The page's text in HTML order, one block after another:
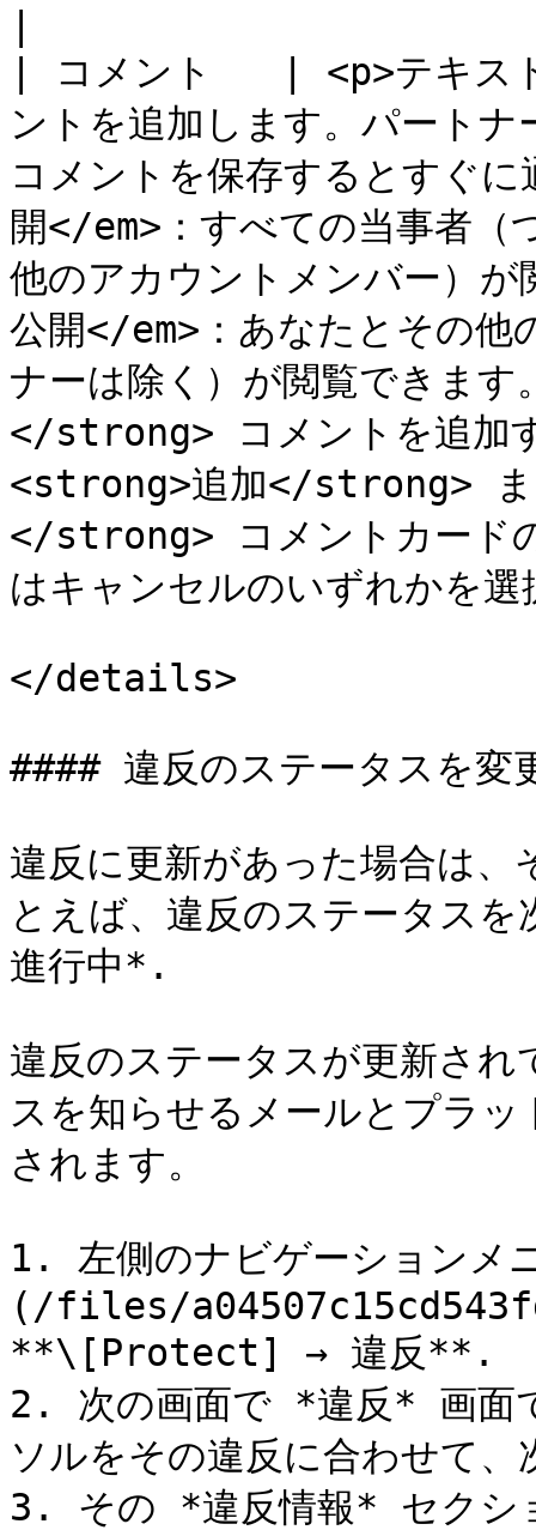
| コメント   | <p>テキスト
ントを追加します。パート
コメントを保存するとすぐ
開</em>：すべての当事者（
他のアカウントメンバー）
公開</em>：あなたとその他
ナーは除く）が閲覧できま
</strong> コメントを追加
<strong>追加</strong>
</strong> コメントカード
はキャンセルのいずれかを
</details>
#### 違反のステータスを変
違反に更新があった場合は
とえば、違反のステータス
進行中*.
違反のステータスが更新さ
スを知らせるメールとプラ
されます。
1. 左側のナビゲーション
(/files/
**\[Protect] → 違反**.
2. 次の画面で *違反* 画面
ソルをその違反に合わせて
3. その *違反情報* セクシ